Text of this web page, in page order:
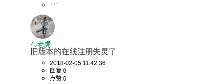
布老虎
旧版本的在线注册失灵了
2018-02-05 11:42:36
回复 0
点赞 0